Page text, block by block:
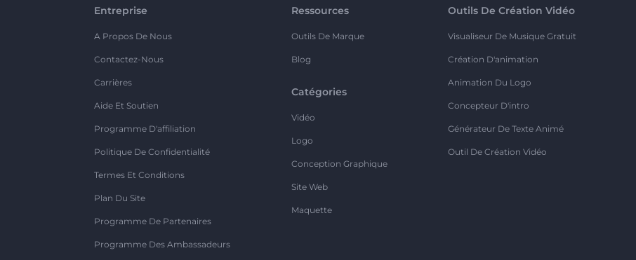
Entreprise
A Propos De Nous
Contactez-Nous
Carrières
Aide Et Soutien
Programme D'affiliation
Politique De Confidentialité
Termes Et Conditions
Plan Du Site
Programme De Partenaires
Programme Des Ambassadeurs
Ressources
Outils De Marque
Blog
Catégories
Vidéo
Logo
Conception Graphique
Site Web
Maquette
Outils De Création Vidéo
Visualiseur De Musique Gratuit
Création D'animation
Animation Du Logo
Concepteur D'intro
Générateur De Texte Animé
Outil De Création Vidéo